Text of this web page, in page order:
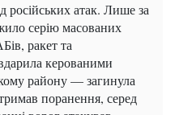
російських атак. Лише за
серію масованих
ракет та
керованими
району — загинула
поранення, серед